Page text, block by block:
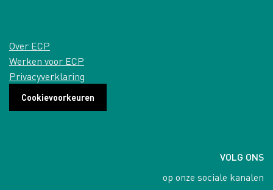
Over ECP
Werken voor ECP
Privacyverklaring
Cookievoorkeuren
VOLG ONS
op onze sociale kanalen